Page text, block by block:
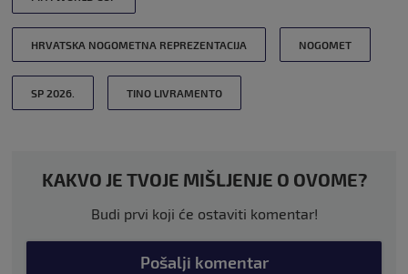
HRVATSKA NOGOMETNA REPREZENTACIJA NOGOMET
SP 2026. TINO LIVRAMENTO
KAKVO JE TVOJE MIŠLJENJE O OVOME?
Budi prvi koji će ostaviti komentar!
Pošalji komentar